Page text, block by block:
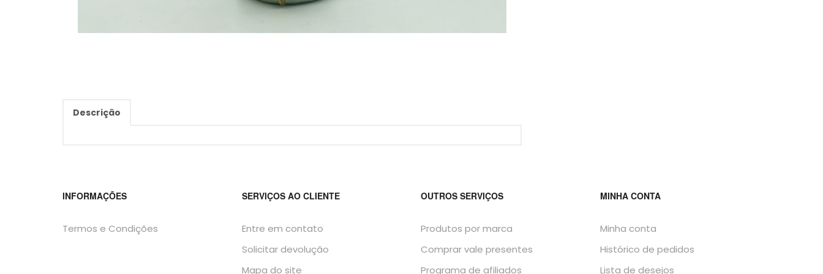
Descrição
INFORMAÇÕES
Termos e Condições
SERVIÇOS AO CLIENTE
Entre em contato
Solicitar devolução
Mapa do site
OUTROS SERVIÇOS
Produtos por marca
Comprar vale presentes
Programa de afiliados
MINHA CONTA
Minha conta
Histórico de pedidos
Lista de desejos